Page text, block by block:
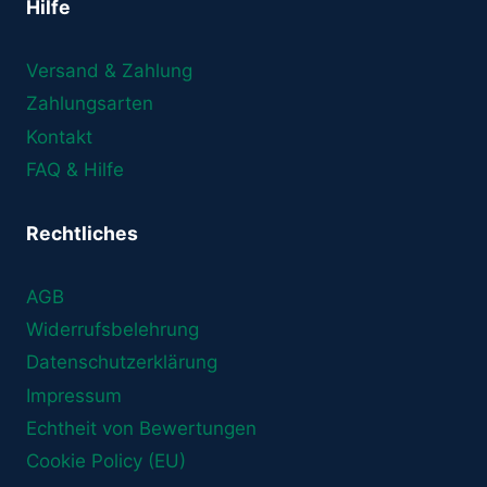
Hilfe
Versand & Zahlung
Zahlungsarten
Kontakt
FAQ & Hilfe
Rechtliches
AGB
Widerrufsbelehrung
Datenschutzerklärung
Impressum
Echtheit von Bewertungen
Cookie Policy (EU)